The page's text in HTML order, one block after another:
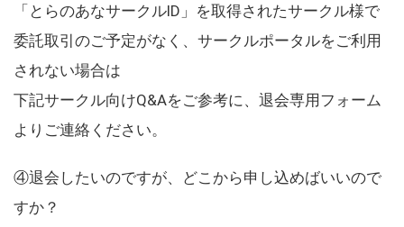
「とらのあなサークルID」を取得されたサークル様で
委託取引のご予定がなく、サークルポータルをご利用
されない場合は
下記サークル向けQ&Aをご参考に、退会専用フォーム
よりご連絡ください。
④退会したいのですが、どこから申し込めばいいので
すか？